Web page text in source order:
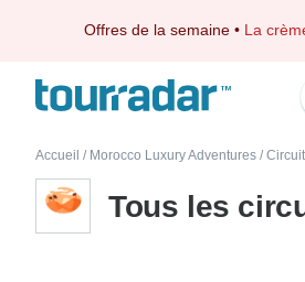
Offres de la semaine • La
Accueil / Morocco Luxury Adventures /
Tous les